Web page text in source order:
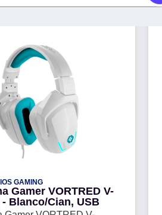
GAMING
Gamer VORTRED V-
- Blanco/Cian, USB